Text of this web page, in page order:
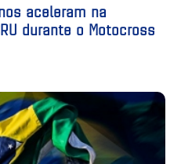
aceleram na
durante o Motocross